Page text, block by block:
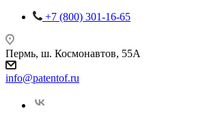
+7 (800) 301-16-65
Пермь, ш. Космонавтов, 55А
info@patentof.ru